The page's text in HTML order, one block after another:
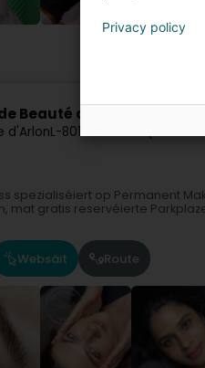
Beauté d'Irina Kartunova
d'ArlonL-8010Strassen
spezialiséiert op Permanent
mat gratis reservéierte
Websäit Route
Privacy policy